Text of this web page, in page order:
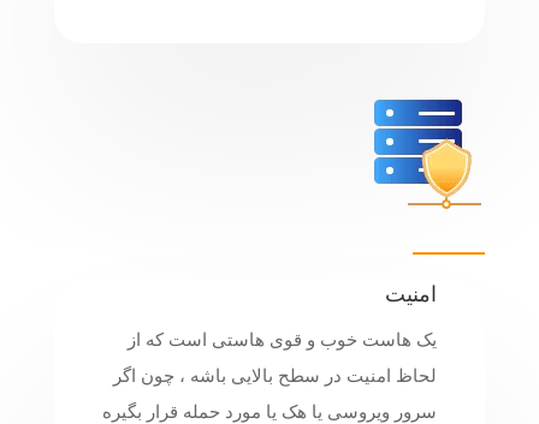
امنیت
یک هاست خوب و قوی هاستی است که از
لحاظ امنیت در سطح بالایی باشه ، چون اگر
سرور ویروسی یا هک یا مورد حمله قرار بگیره